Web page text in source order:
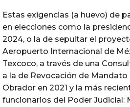
Estas exigencias (a huevo) de
en elecciones como la
2024, o la de sepultar el
Aeropuerto Internacional de
Texcoco, a través de una
a la de Revocación de
Obrador en 2021 y la más
funcionarios del Poder Judicial: